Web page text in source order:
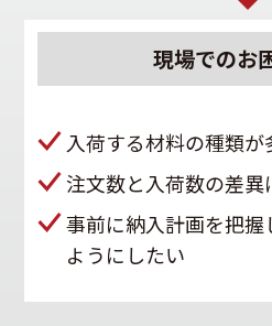
現場でのお
入荷する材料の種類
注文数と入荷数の差異
事前に納入計画を把握
ようにしたい